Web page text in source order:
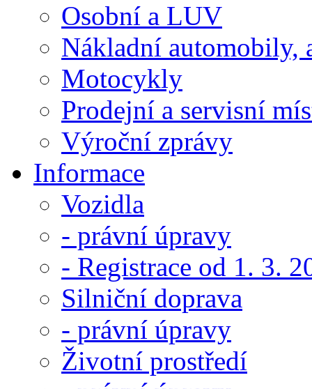
Osobní a LUV
Nákladní automobily,
Motocykly
Prodejní a servisní
Výroční zprávy
Informace
Vozidla
- právní úpravy
- Registrace od 1. 3.
Silniční doprava
- právní úpravy
Životní prostředí